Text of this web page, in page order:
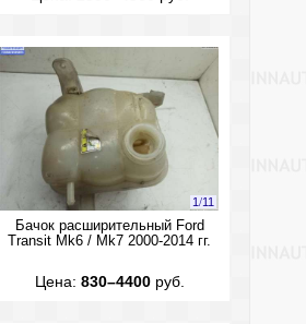
1/11
Бачок расширительный Ford
Transit Mk6 / Mk7 2000-2014 гг.
Цена: 830–4400руб.